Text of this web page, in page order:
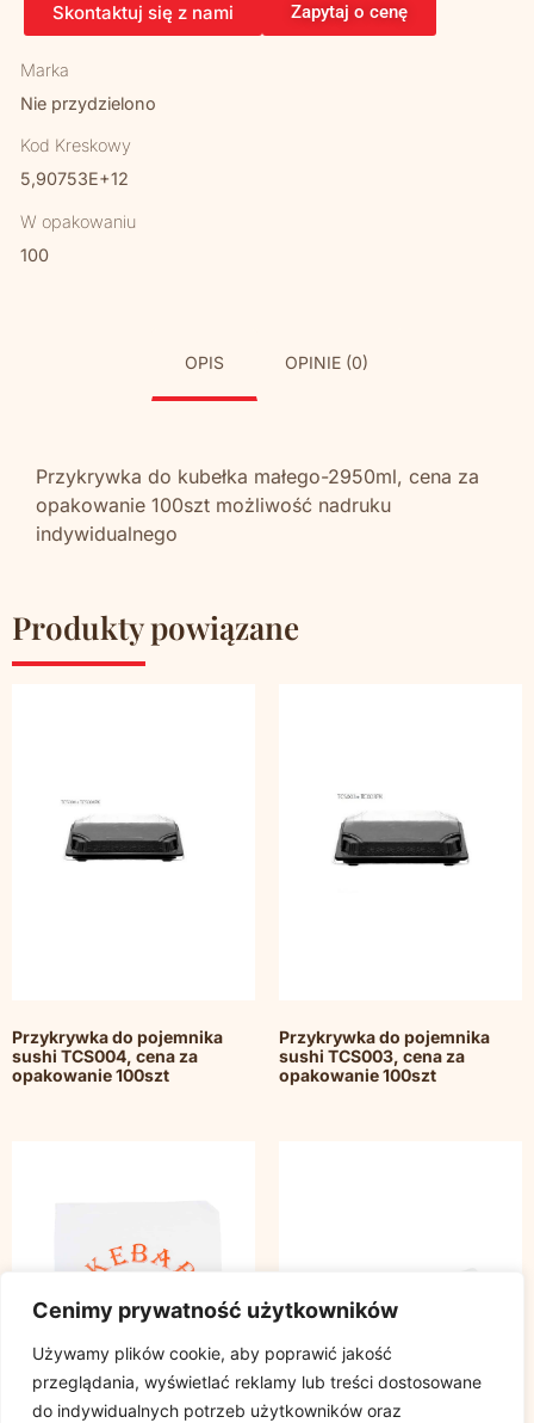
Cenimy prywatność użytkowników
Używamy plików cookie, aby poprawić jakość
przeglądania, wyświetlać reklamy lub treści dostosowane
do indywidualnych potrzeb użytkowników oraz
Skontaktuj się z nami Zapytaj o cenę
Marka
Nie przydzielono
Kod Kreskowy
5,90753E+12
W opakowaniu
100
OPIS OPINIE (0)
Przykrywka do kubełka małego-2950ml, cena za
opakowanie 100szt możliwość nadruku
indywidualnego
Produkty powiązane
Przykrywka do pojemnika
sushi TCS004, cena za
opakowanie 100szt
Przykrywka do pojemnika
sushi TCS003, cena za
opakowanie 100szt